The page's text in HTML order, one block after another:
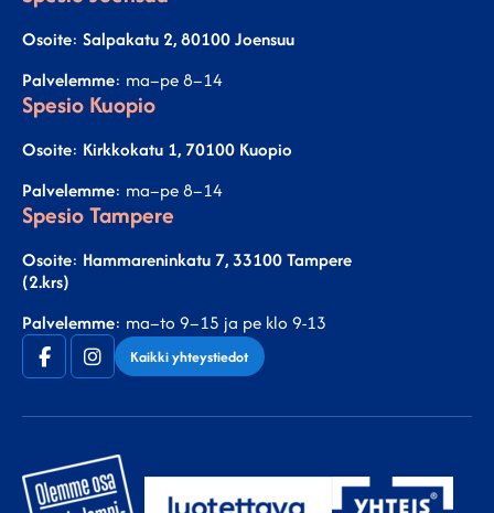
Osoite: Salpakatu 2, 80100 Joensuu
Palvelemme: ma–pe 8–14
Spesio Kuopio
Osoite: Kirkkokatu 1, 70100 Kuopio
Palvelemme: ma–pe 8–14
Spesio Tampere
Osoite: Hammareninkatu 7, 33100 Tampere
(2.krs)
Palvelemme: ma–to 9–15 ja pe klo 9-13
FacebookInstagramKaikki yhteystiedot